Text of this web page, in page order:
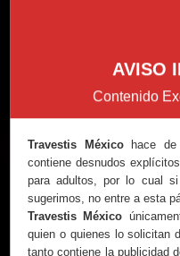
AVISO
Contenido
Travestis Méxicohace de
contiene desnudos
para adultos, por lo cual
sugerimos, no entre a esta
Travestis México
quien o quienes lo solicitan
tanto contiene la publicidad
Llamar
525580097240